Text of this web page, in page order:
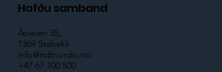
Hafðu samband
Åsveien 35,
1369 Stabekk
info@ndtnordic.no
+47 67 100 500